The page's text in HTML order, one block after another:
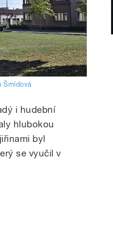
Šmídová
i hudební
hlubokou
byl
se vyučil v